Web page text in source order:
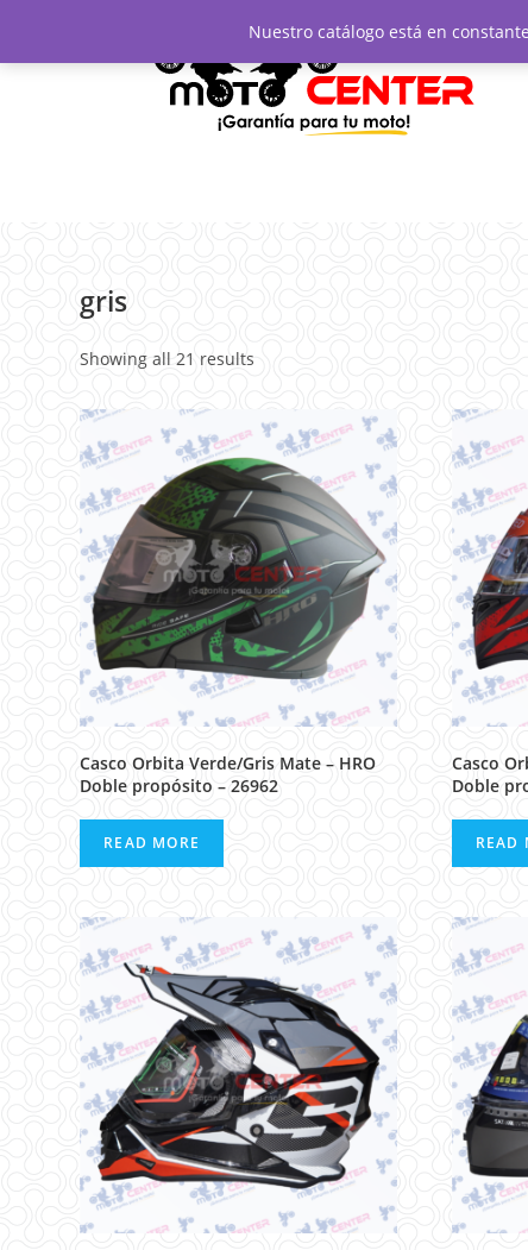
gris
Showing all 21 results
Casco Orbita Verde/Gris Mate – HRO
Doble propósito – 26962
READ MORE
Casco
Doble
READ
Nuestro catálogo está en